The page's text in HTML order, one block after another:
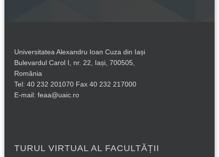
Universitatea Alexandru Ioan Cuza din Iași
Bulevardul Carol I, nr. 22, Iași, 700505,
România
Tel: 40 232 201070 Fax 40 232 217000
E-mail: feaa@uaic.ro
TURUL VIRTUAL AL FACULTĂȚII